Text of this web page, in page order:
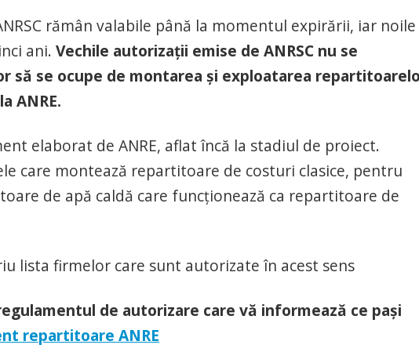
rămân valabile până la momentul expirării, iar noile
ani. Vechile autorizaţii emise de ANRSC nu se
să se ocupe de montarea şi exploatarea
ANRE.
elaborat de ANRE, aflat încă la stadiul de proiect.
care montează repartitoare de costuri clasice, pentru
de apă caldă care funcţionează ca repartitoare de
lista firmelor care sunt autorizate în acest sens
regulamentul de autorizare care vă informează ce paşi
repartitoare ANRE